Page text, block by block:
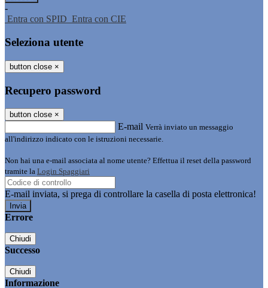
-
Entra con SPID Entra con CIE
Seleziona utente
button close ×
Recupero password
button close ×
E-mail Verrà inviato un messaggio
all'indirizzo indicato con le istruzioni necessarie.
Non hai una e-mail associata al nome utente? Effettua il reset della password
tramite la Login Spaggiari
E-mail inviata, si prega di controllare la casella di posta elettronica!
Errore
Chiudi
Successo
Chiudi
Informazione